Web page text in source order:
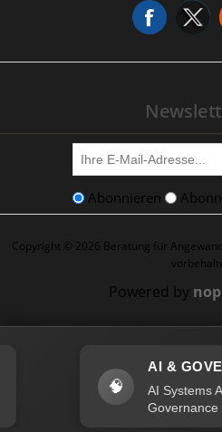
Abonnieren
Copyright © 2026 Beratung für
Powered by
AI &
AI Systems
Governance